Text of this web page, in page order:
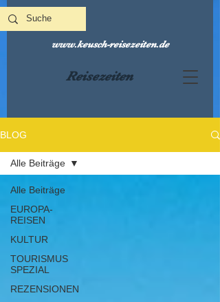
Reisezeiten
www.keusch-reisezeiten.de
BLOG
Alle Beiträge
EUROPA-
REISEN
KULTUR
TOURISMUS
SPEZIAL
REZENSIONEN
Alle Beiträge